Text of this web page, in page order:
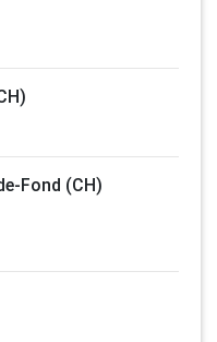
Fond (CH)